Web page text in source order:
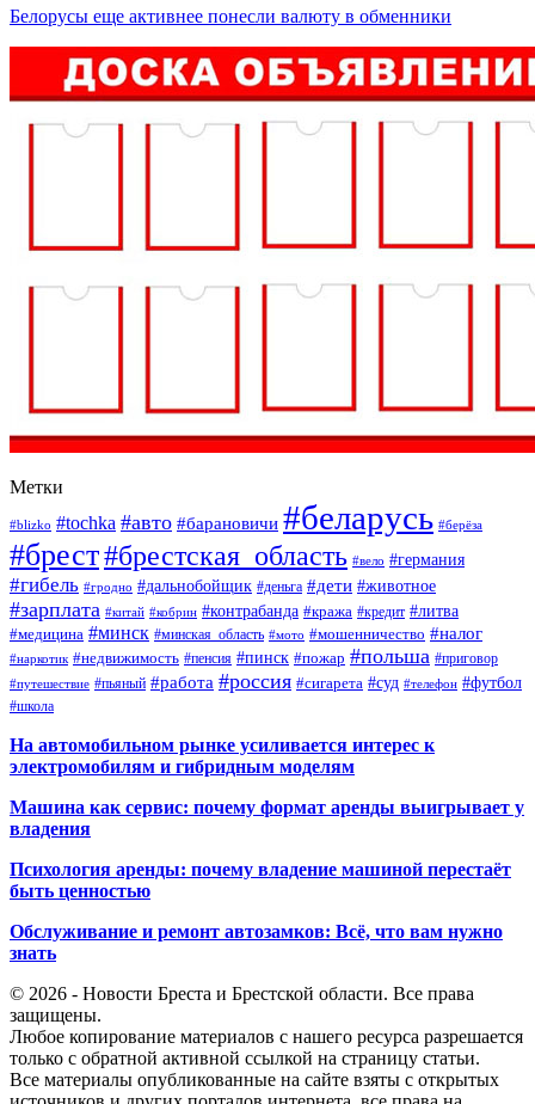
Белорусы еще активнее понесли валюту в обменники
Метки
#blizko #tochka #авто #барановичи #беларусь #берёза
#брест#брестская_область #вело #германия
#гибель #гродно #дальнобойщик #деньга #дети #животное
#зарплата #китай #кобрин #контрабанда #кража #кредит #литва
#медицина #минск #минская_область #мото #мошенничество #налог
#наркотик #недвижимость #пенсия #пинск #пожар #польша #приговор
#путешествие #пьяный #работа #россия #сигарета #суд #телефон #футбол
#школа
На автомобильном рынке усиливается интерес к
электромобилям и гибридным моделям
Машина как сервис: почему формат аренды выигрывает у
владения
Психология аренды: почему владение машиной перестаёт
быть ценностью
Обслуживание и ремонт автозамков: Всё, что вам нужно
знать
© 2026 - Новости Бреста и Брестской области. Все права
защищены.
Любое копирование материалов с нашего ресурса разрешается
только с обратной активной ссылкой на страницу статьи.
Все материалы опубликованные на сайте взяты с открытых